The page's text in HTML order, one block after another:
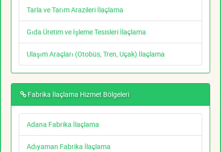
Tarla ve Tarım Arazileri İlaçlama
Gıda Üretim ve İşleme Tesisleri İlaçlama
Ulaşım Araçları (Otobüs, Tren, Uçak) İlaçlama
Fabrika İlaçlama Hizmet Bölgeleri
Adana Fabrika İlaçlama
Adıyaman Fabrika İlaçlama